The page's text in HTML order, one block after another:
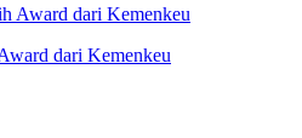
dari Kemenkeu